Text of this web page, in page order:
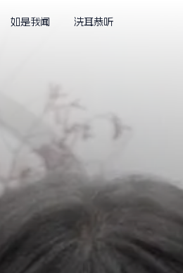
如是我闻 洗耳恭听